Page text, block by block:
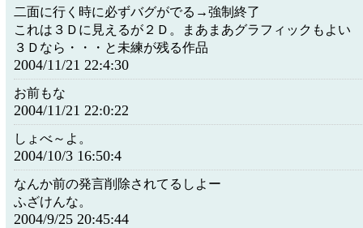
二面に行く時に必ずバグがでる→強制終了
これは３Ｄに見えるが２Ｄ。まあまあグラフィックもよい
３Ｄなら・・・と未練が残る作品
2004/11/21 22:4:30
お前もな
2004/11/21 22:0:22
しょべ～よ。
2004/10/3 16:50:4
なんか前の発言削除されてるしよー
ふざけんな。
2004/9/25 20:45:44